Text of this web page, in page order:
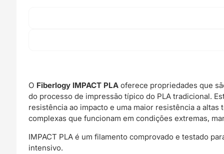
O Fiberlogy IMPACT PLA oferece propriedades que
do processo de impressão típico do PLA tradicional.
resistência ao impacto e uma maior resistência a
complexas que funcionam em condições extremas,
IMPACT PLA é um filamento comprovado e testado
intensivo.